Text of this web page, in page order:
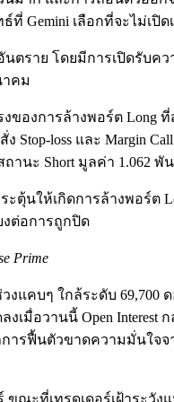
Gemini เลือกที่จะไม่เปิด
นตราย โดยมีการเปิดรั
าคม
ของการล้างพอร์ต
loss และ Margin
ะ Short มูลค่า 1.062 พั
ะตุ้นให้เกิดการล้างพอ
งต่อการถูกปิด
Prime
แคบๆ ใกล้ระดับ
งเมื่อวานนี้ Open
ารฟื้นตัวขาดความมั่นใ
ณะที่เทรดเดอร์เฝ้าระวั